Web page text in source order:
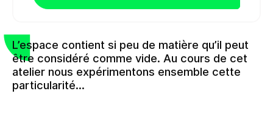
L’espace contient si peu de matière qu’il peut
être considéré comme vide. Au cours de cet
atelier nous expérimentons ensemble cette
particularité…